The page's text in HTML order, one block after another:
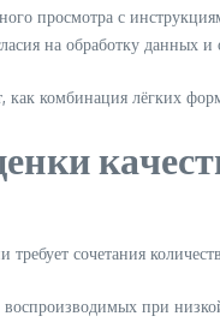
просмотра с
на обработку данных
как комбинация лёгких
сочетания
при